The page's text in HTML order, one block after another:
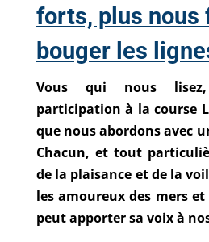
forts, plus nous
bouger les
Vous qui nous
participation à la course
que nous abordons avec
Chacun, et tout
de la plaisance et de la
les amoureux des mers
peut apporter sa voix à